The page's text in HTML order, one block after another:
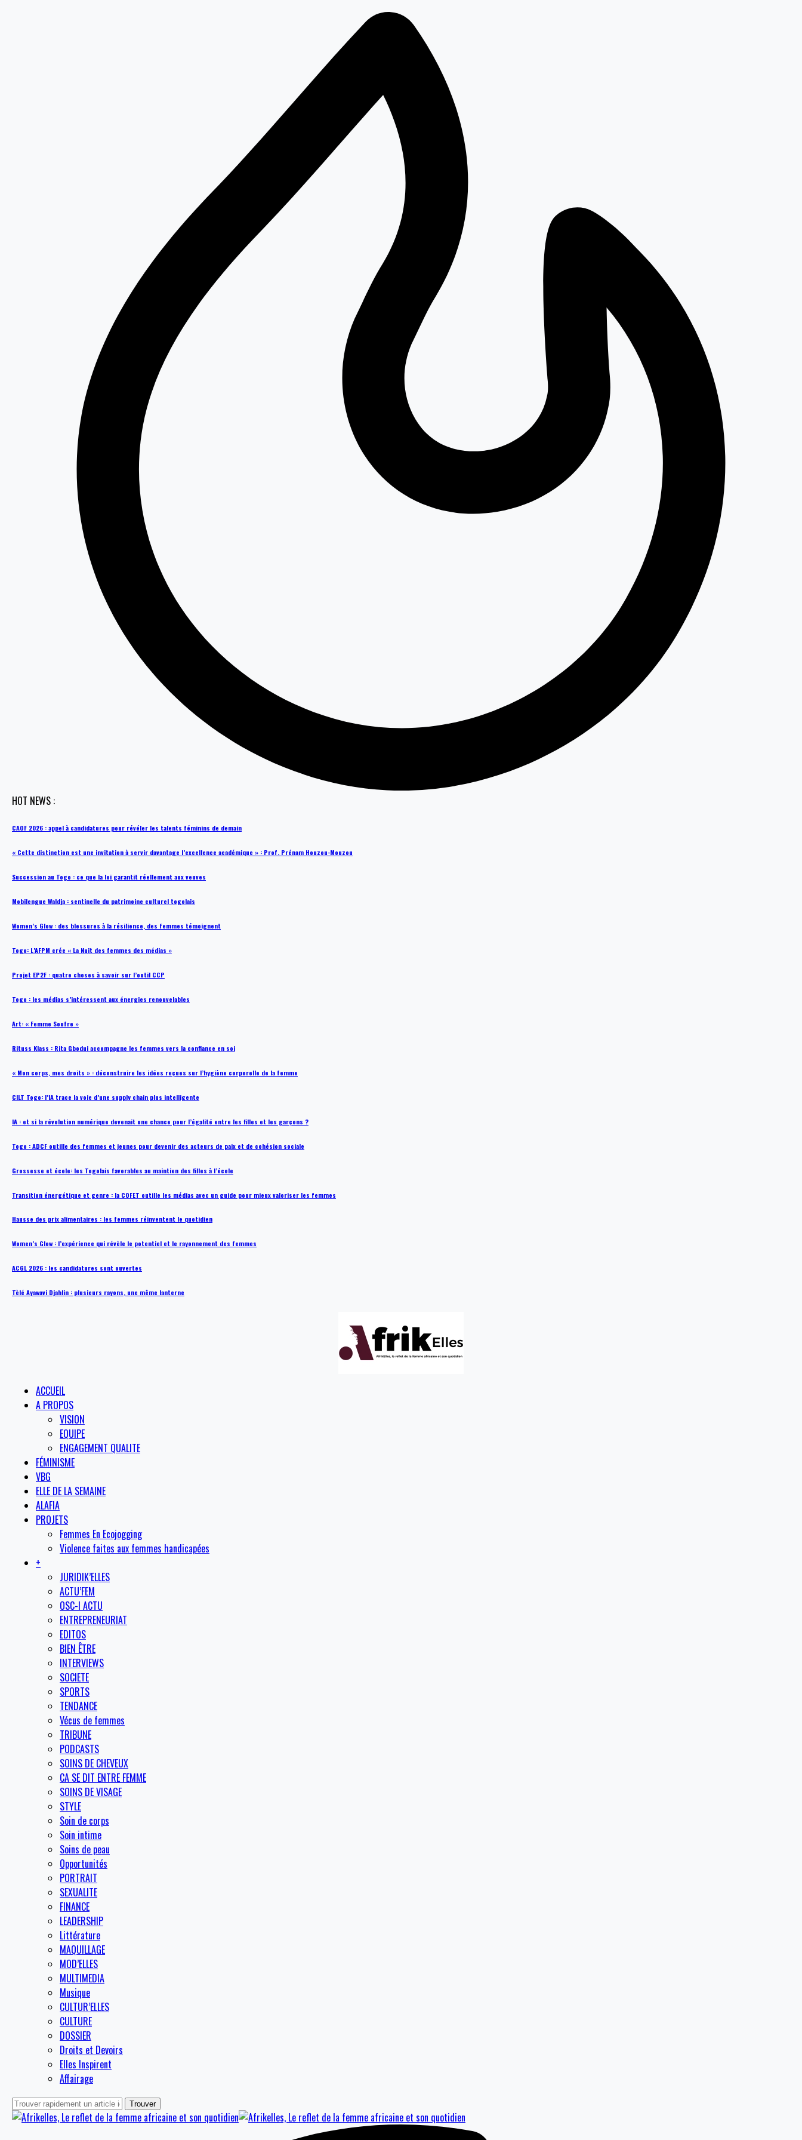
HOT NEWS :
CAOF 2026 : appel à candidatures pour révéler les talents féminins de demain
« Cette distinction est une invitation à servir davantage l’excellence académique » : Prof. Prénam Houzou-Mouzou
Succession au Togo : ce que la loi garantit réellement aux veuves
Mobilengue Waldja : sentinelle du patrimoine culturel togolais
Women’s Glow : des blessures à la résilience, des femmes témoignent
Togo: L’AFPM crée « La Nuit des femmes des médias »
Projet EP2F : quatre choses à savoir sur l’outil CCP
Togo : les médias s’intéressent aux énergies renouvelables
Art: « Femme Soufre »
Rituss Klass : Rita Gbodui accompagne les femmes vers la confiance en soi
« Mon corps, mes droits » : déconstruire les idées reçues sur l’hygiène corporelle de la femme
CILT Togo: l’IA trace la voie d’une supply chain plus intelligente
IA : et si la révolution numérique devenait une chance pour l’égalité entre les filles et les garçons ?
Togo : ADCF outille des femmes et jeunes pour devenir des acteurs de paix et de cohésion sociale
Grossesse et école: les Togolais favorables au maintien des filles à l’école
Transition énergétique et genre : la COFET outille les médias avec un guide pour mieux valoriser les femmes
Hausse des prix alimentaires : les femmes réinventent le quotidien
Women’s Glow : l’expérience qui révèle le potentiel et le rayonnement des femmes
ACGL 2026 : les candidatures sont ouvertes
Tèlé Ayawavi Djahlin : plusieurs rayons, une même lanterne
ACCUEIL
A PROPOS
VISION
EQUIPE
ENGAGEMENT QUALITE
FÉMINISME
VBG
ELLE DE LA SEMAINE
ALAFIA
PROJETS
Femmes En Ecojogging
Violence faites aux femmes handicapées
+
JURIDIK’ELLES
ACTU’FEM
OSC-I ACTU
ENTREPRENEURIAT
EDITOS
BIEN ÊTRE
INTERVIEWS
SOCIETE
SPORTS
TENDANCE
Vécus de femmes
TRIBUNE
PODCASTS
SOINS DE CHEVEUX
CA SE DIT ENTRE FEMME
SOINS DE VISAGE
STYLE
Soin de corps
Soin intime
Soins de peau
Opportunités
PORTRAIT
SEXUALITE
FINANCE
LEADERSHIP
Littérature
MAQUILLAGE
MOD’ELLES
MULTIMEDIA
Musique
CULTUR’ELLES
CULTURE
DOSSIER
Droits et Devoirs
Elles Inspirent
Affairage